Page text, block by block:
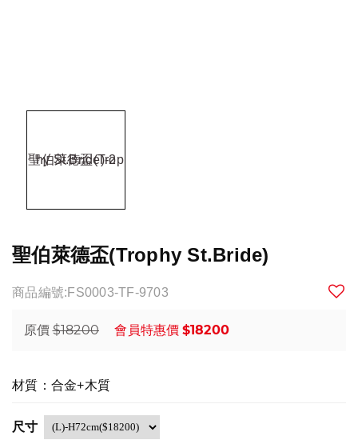
聖伯萊德盃(Trophy St.Bride)
商品編號:FS0003-TF-9703
原價 $18200 會員特惠價 $18200
材質：合金+木質
尺寸